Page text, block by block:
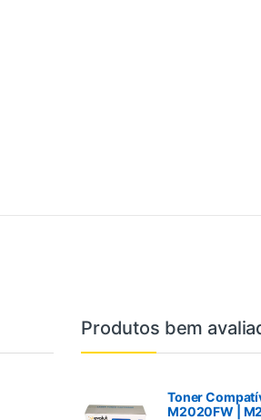
Produtos bem
Toner
M2020FW |